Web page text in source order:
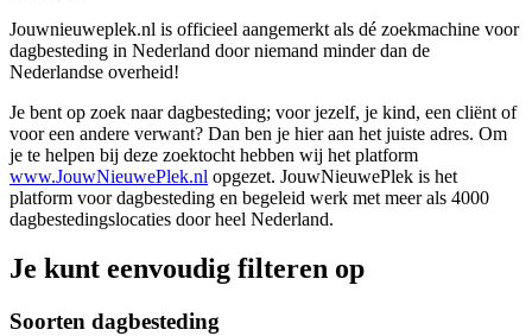
Jouwnieuweplek.nl is officieel aangemerkt als dé zoekmachine voor
dagbesteding in Nederland door niemand minder dan de
Nederlandse overheid!
Je bent op zoek naar dagbesteding; voor jezelf, je kind, een cliënt of
voor een andere verwant? Dan ben je hier aan het juiste adres. Om
je te helpen bij deze zoektocht hebben wij het platform
www.JouwNieuwePlek.nl opgezet. JouwNieuwePlek is het
platform voor dagbesteding en begeleid werk met meer als 4000
dagbestedingslocaties door heel Nederland.
Je kunt eenvoudig filteren op
Soorten dagbesteding